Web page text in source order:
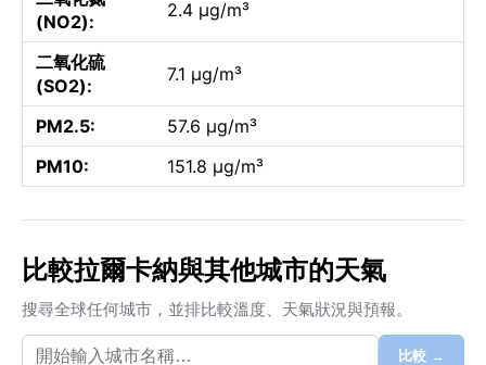
(NO2):
2.4 µg/m³
二氧化硫
(SO2):
7.1 µg/m³
PM2.5:
57.6 µg/m³
PM10:
151.8 µg/m³
比較拉爾卡納與其他城市的天氣
搜尋全球任何城市，並排比較溫度、天氣狀況與預報。
比較 →